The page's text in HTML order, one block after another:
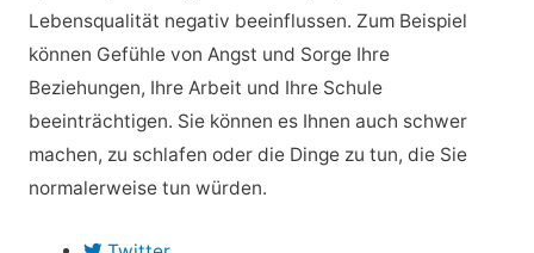
Lebensqualität negativ beeinflussen. Zum Beispiel
können Gefühle von Angst und Sorge Ihre
Beziehungen, Ihre Arbeit und Ihre Schule
beeinträchtigen. Sie können es Ihnen auch schwer
machen, zu schlafen oder die Dinge zu tun, die Sie
normalerweise tun würden.